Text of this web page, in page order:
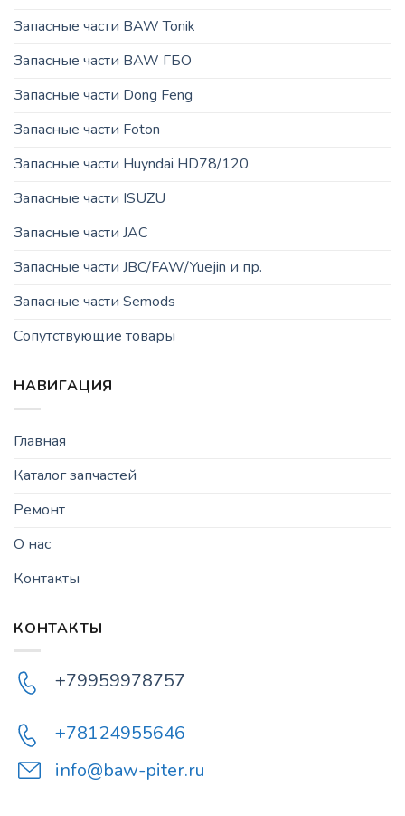
Запасные части BAW Tonik
Запасные части BAW ГБО
Запасные части Dong Feng
Запасные части Foton
Запасные части Huyndai HD78/120
Запасные части ISUZU
Запасные части JAC
Запасные части JBC/FAW/Yuejin и пр.
Запасные части Semods
Сопутствующие товары
НАВИГАЦИЯ
Главная
Каталог запчастей
Ремонт
О нас
Контакты
КОНТАКТЫ
+79959978757
+78124955646
info@baw-piter.ru